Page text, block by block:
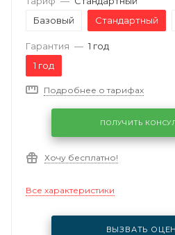
Базовый
Стандартный
Гарантия — 1 год
1 год
Подробнее о тарифах
ПОЛУЧИТЬ
Хочу бесплатно!
Все характеристики
ВЫЗВАТЬ